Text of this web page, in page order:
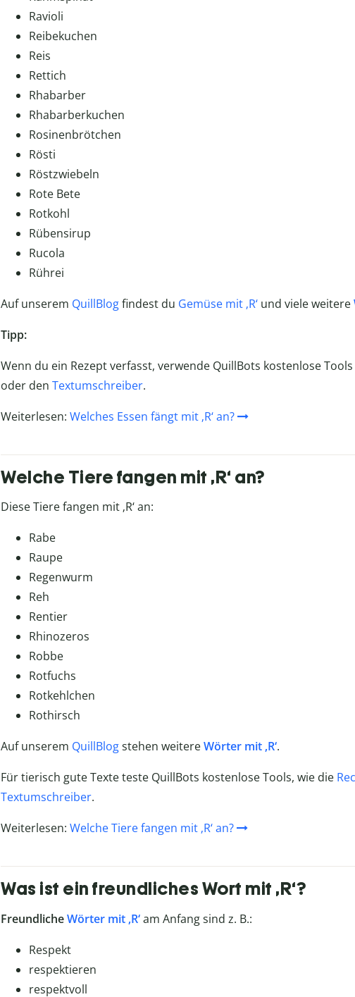
Ravioli
Reibekuchen
Reis
Rettich
Rhabarber
Rhabarberkuchen
Rosinenbrötchen
Rösti
Röstzwiebeln
Rote Bete
Rotkohl
Rübensirup
Rucola
Rührei
Auf unserem QuillBlogfindest du Gemüse mit ‚R‘ und viele weitere
Tipp:
Wenn du ein Rezept verfasst, verwende QuillBots kostenlose
oder den Textumschreiber.
Weiterlesen: Welches Essen fängt mit ‚R‘ an?
Welche Tiere fangen mit ‚R‘ an?
Diese Tiere fangen mit ‚R‘ an:
Rabe
Raupe
Regenwurm
Reh
Rentier
Rhinozeros
Robbe
Rotfuchs
Rotkehlchen
Rothirsch
Auf unserem QuillBlogstehen weitereWörter mit ‚R‘.
Für tierisch gute Texte teste QuillBots kostenlose Tools, wie die
Textumschreiber.
Weiterlesen: Welche Tiere fangen mit ‚R‘ an?
Was ist ein freundliches Wort mit ‚R‘?
FreundlicheWörter mit ‚R‘am Anfang sind z. B.:
Respekt
respektieren
respektvoll